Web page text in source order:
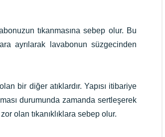
tıkanmasına sebep olur. Bu
ayrılarak lavabonun süzgecinden
bir diğer atıklardır. Yapısı itibariye
durumunda zamanda sertleşerek
olan tıkanıklıklara sebep olur.